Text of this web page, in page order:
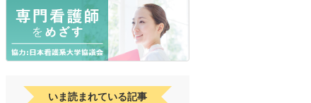
いま読まれている記事